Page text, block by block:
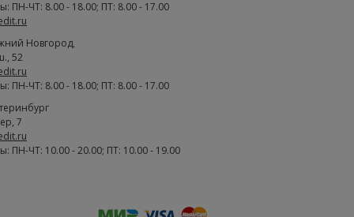
ПН-ЧТ: 8.00 - 18.00; ПТ: 8.00 - 17.00
Новгород,
52
ПН-ЧТ: 8.00 - 18.00; ПТ: 8.00 - 17.00
7
ПН-ЧТ: 10.00 - 20.00; ПТ: 10.00 - 19.00